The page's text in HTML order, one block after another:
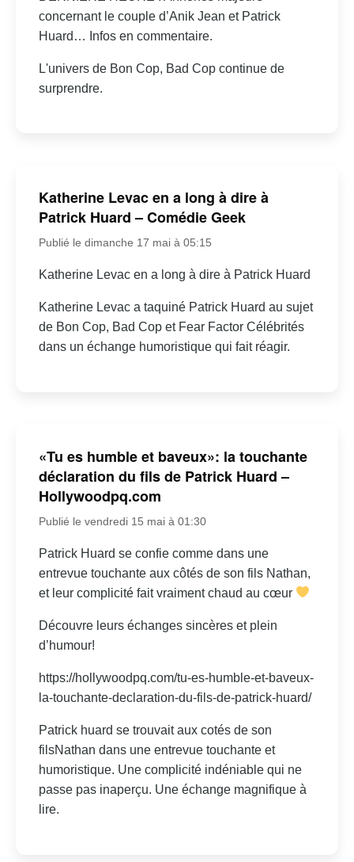
concernant le couple d’Anik Jean et Patrick
Huard… Infos en commentaire.
L'univers de Bon Cop, Bad Cop continue de
surprendre.
Katherine Levac en a long à dire à
Patrick Huard – Comédie Geek
Publié le dimanche 17 mai à 05:15
Katherine Levac en a long à dire à Patrick Huard
Katherine Levac a taquiné Patrick Huard au sujet
de Bon Cop, Bad Cop et Fear Factor Célébrités
dans un échange humoristique qui fait réagir.
«Tu es humble et baveux»: la touchante
déclaration du fils de Patrick Huard –
Hollywoodpq.com
Publié le vendredi 15 mai à 01:30
Patrick Huard se confie comme dans une
entrevue touchante aux côtés de son fils Nathan,
et leur complicité fait vraiment chaud au cœur
Découvre leurs échanges sincères et plein
d’humour!
https://hollywoodpq.com/tu-es-humble-et-baveux-
la-touchante-declaration-du-fils-de-patrick-huard/
Patrick huard se trouvait aux cotés de son
filsNathan dans une entrevue touchante et
humoristique. Une complicité indéniable qui ne
passe pas inaperçu. Une échange magnifique à
lire.